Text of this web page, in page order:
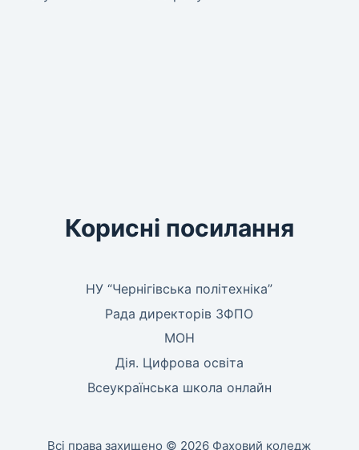
Корисні посилання
НУ “Чернігівська політехніка”
Рада директорів ЗФПО
МОН
Дія. Цифрова освіта
Всеукраїнська школа онлайн
Всі права захищено © 2026 Фаховий коледж